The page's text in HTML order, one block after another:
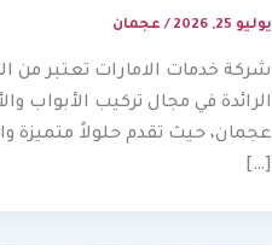
يوليو 25, 2026 / عجمان
شركة خدمات الامارات تعتبر من
الرائدة في مجال تركيب الأبواب
عجمان، حيث تقدم حلولاً متميزة
[…]